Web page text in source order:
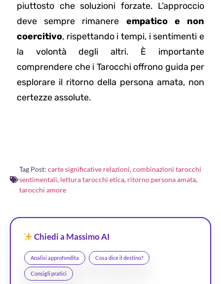
piuttosto che soluzioni forzate. L’approccio
deve sempre rimanere empatico e non
coercitivo, rispettando i tempi, i sentimenti e
la volontà degli altri. È importante
comprendere che i Tarocchi offrono guida per
esplorare il ritorno della persona amata, non
certezze assolute.
Tag Post: carte significative relazioni,combinazioni tarocchi
sentimentali, lettura tarocchi etica, ritorno persona amata,
tarocchi amore
Chiedi a Massimo AI
Analisi approfondita Cosa dice il destino?
Consigli pratici